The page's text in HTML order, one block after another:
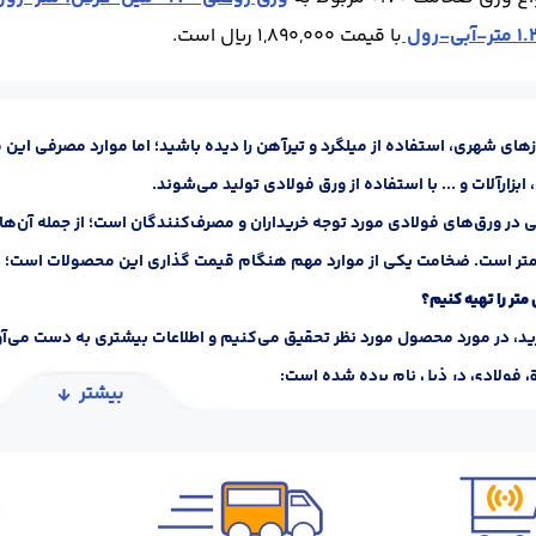
با قیمت 1,890,000 ریال است.
شهری، استفاده از میلگرد و تیرآهن را دیده باشید؛ اما موارد مصرفی
ابزارآلات و ... با استفاده از ورق فولادی تولید می‌شوند.
در ورق‌های فولادی مورد توجه خریداران و مصرف‌کنندگان است؛ از جمله
در مورد محصول مورد نظر تحقیق می‌کنیم و اطلاعات بیشتری به دست
فولادی در ذیل نام برده شده است:
متر
بیشتر